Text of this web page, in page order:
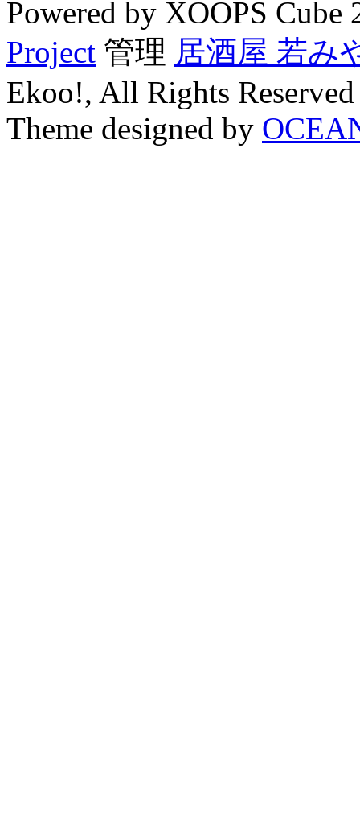
Powered by XOOPS
Project 管理 居酒屋 若み
Ekoo!, All Rights Reserved
Theme designed by